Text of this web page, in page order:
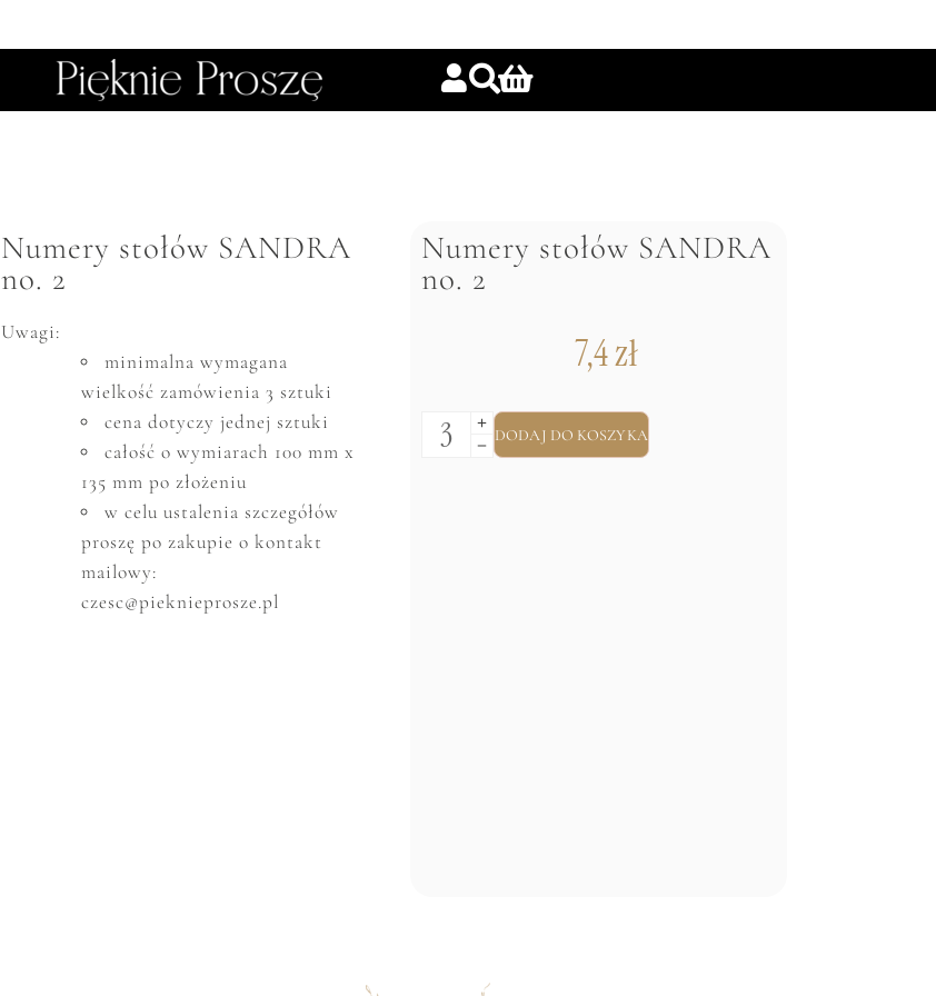
Numery stołów SANDRA
no. 2
Uwagi:
minimalna wymagana
wielkość zamówienia 3 sztuki
cena dotyczy jednej sztuki
całość o wymiarach 100 mm x
135 mm po złożeniu
w celu ustalenia szczegółów
proszę po zakupie o kontakt
mailowy:
czesc@pieknieprosze.pl
Numery stołów SANDRA
no. 2
7,4zł
DODAJ DO KOSZYKA